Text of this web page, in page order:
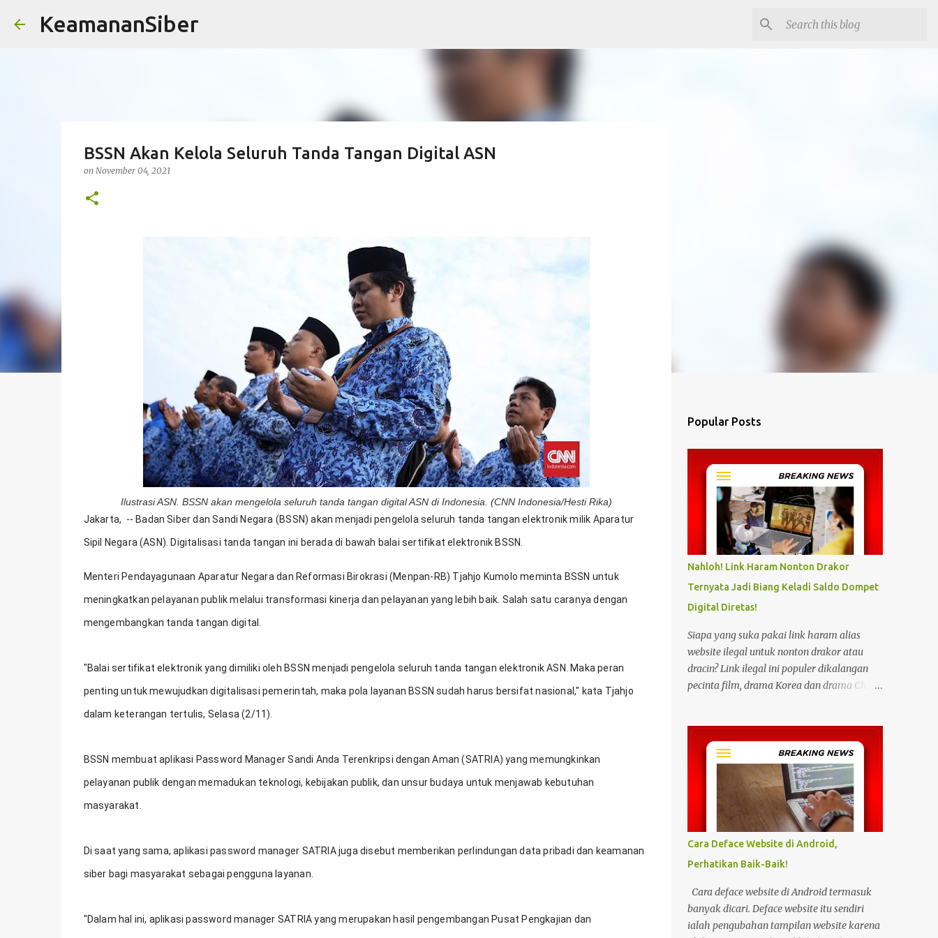
KeamananSiber
BSSN Akan Kelola Seluruh Tanda Tangan Digital ASN
on November 04, 2021
Ilustrasi ASN. BSSN akan mengelola seluruh tanda tangan digital ASN di Indonesia. (CNN Indonesia/Hesti Rika)
Jakarta,  -- Badan Siber dan Sandi Negara (BSSN) akan menjadi pengelola seluruh tanda tangan elektronik milik Aparatur
Sipil Negara (ASN). Digitalisasi tanda tangan ini berada di bawah balai sertifikat elektronik BSSN.
Menteri Pendayagunaan Aparatur Negara dan Reformasi Birokrasi (Menpan-RB) Tjahjo Kumolo meminta BSSN untuk
meningkatkan pelayanan publik melalui transformasi kinerja dan pelayanan yang lebih baik. Salah satu caranya dengan
mengembangkan tanda tangan digital.
"Balai sertifikat elektronik yang dimiliki oleh BSSN menjadi pengelola seluruh tanda tangan elektronik ASN. Maka peran
penting untuk mewujudkan digitalisasi pemerintah, maka pola layanan BSSN sudah harus bersifat nasional," kata Tjahjo
dalam keterangan tertulis, Selasa (2/11).
BSSN membuat aplikasi Password Manager Sandi Anda Terenkripsi dengan Aman (SATRIA) yang memungkinkan
pelayanan publik dengan memadukan teknologi, kebijakan publik, dan unsur budaya untuk menjawab kebutuhan
masyarakat.
Di saat yang sama, aplikasi password manager SATRIA juga disebut memberikan perlindungan data pribadi dan keamanan
siber bagi masyarakat sebagai pengguna layanan.
"Dalam hal ini, aplikasi password manager SATRIA yang merupakan hasil pengembangan Pusat Pengkajian dan
Popular Posts
Nahloh! Link Haram Nonton Drakor
Ternyata Jadi Biang Keladi Saldo Dompet
Digital Diretas!
Siapa yang suka pakai link haram alias
website ilegal untuk nonton drakor atau
dracin? Link ilegal ini populer dikalangan
pecinta film, drama Korea dan drama China
link ilegal ini juga mengunggah episode
baru dengan kecepatan yang sama dengan
link legal berbayar. Namun kebiasaan
tersebut sepertinya harus dihentikan
sekarang juga. Pasalnya menonton film,
konser, drama, atau apapun itu di situs tidak
resmi disebut bisa menjadi jalan masuk
peretasan pada perangkat elektronik.
Pengalaman ini dibagikan oleh pengguna
media sosial X, @kdrama_menfess pada
Selasa (23/2/2024) siang. Dalam
unggahannya, terlihat perangkat laptop
Cara Deface Website di Android,
Perhatikan Baik-Baik!
Cara deface website di Android termasuk
banyak dicari. Deface website itu sendiri
ialah pengubahan tampilan website karena